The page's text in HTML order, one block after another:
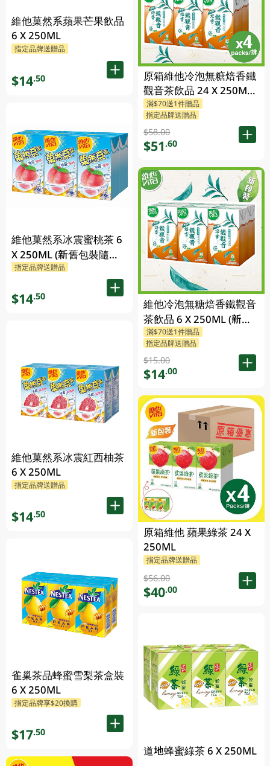
維他菓然系蘋果芒果飲品
6 X 250ML
指定品牌送贈品
$14.50
維他菓然系冰震蜜桃茶 6
X 250ML (新舊包裝隨機
發貨)
指定品牌送贈品
$14.50
維他菓然系冰震紅西柚茶
6 X 250ML
指定品牌送贈品
$14.50
雀巢茶品蜂蜜雪梨茶盒裝
6 X 250ML
指定品牌享$20換購
$17.50
原箱維他冷泡無糖焙香鐵
觀音茶飲品 24 X 250ML
(新舊包裝隨機發貨)
滿$70送1件贈品
指定品牌送贈品
$58.00
$51.60
維他冷泡無糖焙香鐵觀音
茶飲品 6 X 250ML (新舊
包裝隨機發貨)
滿$70送1件贈品
指定品牌送贈品
$15.00
$14.00
原箱維他 蘋果綠茶 24 X
250ML
指定品牌送贈品
$56.00
$40.00
道地蜂蜜綠茶 6 X 250ML